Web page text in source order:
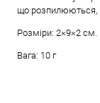
що розпилюються,
Розміри: 2×9×2 см.
Вага: 10 г